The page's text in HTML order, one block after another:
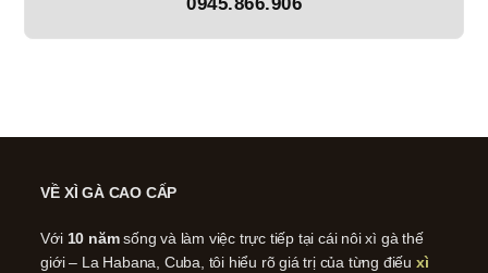
VỀ XÌ GÀ CAO CẤP
Với 10 nămsống và làm việc trực tiếp tại cái nôi xì gà thế
giới – La Habana, Cuba, tôi hiểu rõ giá trị của từng điếu xì